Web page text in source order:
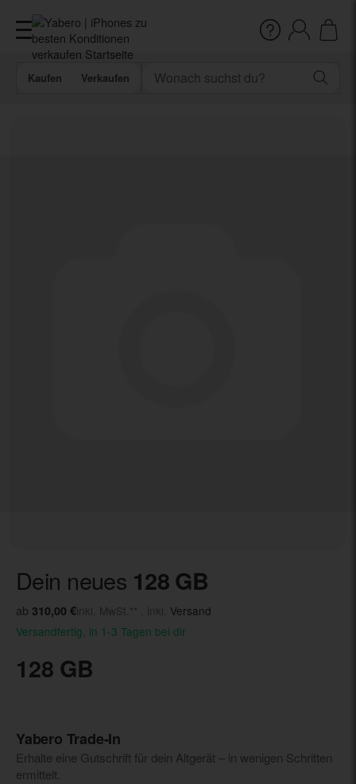
Kaufen Verkaufen
Dein neues 128 GB
ab 310,00 €inkl. MwSt.** , inkl. Versand
Versandfertig, in 1-3 Tagen bei dir
128 GB
Yabero Trade‑In
Erhalte eine Gutschrift für dein Altgerät – in wenigen Schritten
ermittelt.